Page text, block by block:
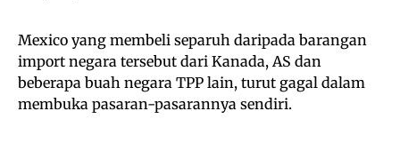
Mexico yang membeli separuh daripada barangan
import negara tersebut dari Kanada, AS dan
beberapa buah negara TPP lain, turut gagal dalam
membuka pasaran-pasarannya sendiri.